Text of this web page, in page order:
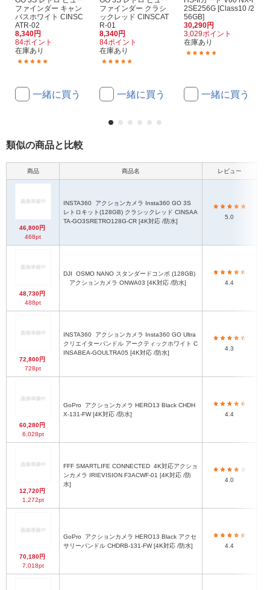
ファインダー キャン
バスホワイト CINSC
ATR-02
8,340円
84ポイント
在庫あり
一緒に買う
ファインダー クラシ
ックレッド CINSCAT
R-01
8,340円
84ポイント
在庫あり
一緒に買う
2SE256G [Class10 /2
56GB]
30,290円
3,029ポイント
在庫あり
一緒に買う
類似の商品と比較
商品 商品名 レビュー
46,800円
468pt
INSTA360
レトロキット(128GB) クラシックレッド CINSAA
TA-GO3SRETRO128G-CR [4K対応 /防水]
5.0
48,730円
488pt
DJI
アクションカメラ ONWA03 [4K対応 /防水]
4.4
72,800円
728pt
INSTA360
クリエイターバンドル アークティックホワイト C
INSABEA-GOULTRA05 [4K対応 /防水]
4.3
60,280円
6,028pt
GoPro
X-131-FW [4K対応 /防水]
4.4
12,720円
1,272pt
FFF SMARTLIFE CONNECTED
ンカメラ IRIEVISION F3ACWF-01 [4K対応 /防
水]
4.0
70,180円
7,018pt
GoPro
サリーバンドル CHDRB-131-FW [4K対応 /防水]
4.4